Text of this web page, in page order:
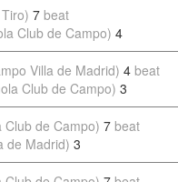
7 beat
Club de Campo) 4
Villa de Madrid) 4 beat
Club de Campo) 3
Club de Campo) 7 beat
de Madrid) 3